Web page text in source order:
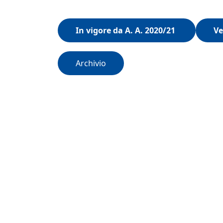
In vigore da A. A. 2020/21
Archivio